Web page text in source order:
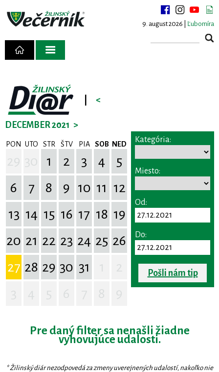
9. august 2026 | Ľubomíra
<
DECEMBER 2021 >
PON UTO STR ŠTV PIA SOB NED
1 2 3 4
5
6
7 8 9 10 11 12
13 14 15 16 17 18 19
20 21 22 23 24 25 26
27 28 29 30 31
Kategória:
Miesto:
Od:
Do:
Pošli nám tip
Pre daný filter sa nenašli žiadne
vyhovujúce udalosti.
* Žilinský diár nezodpovedá za zmeny uverejnených udalostí, nakoľko nie